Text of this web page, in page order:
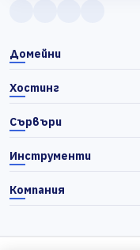
Домейни
Хостинг
Сървъри
Инструменти
Компания